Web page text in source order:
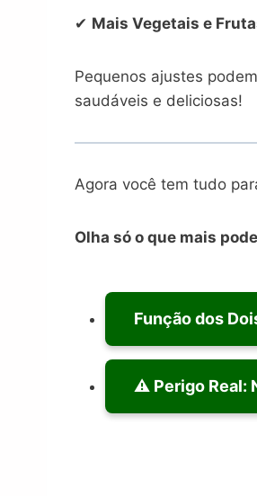
✔ Mais Vegetais e
Pequenos ajustes
saudáveis e deliciosas!
Agora você tem tudo
Olha só o que mais
Função dos
⚠️ Perigo Real: